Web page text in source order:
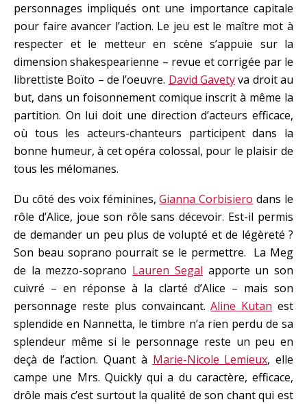
personnages impliqués ont une importance capitale
pour faire avancer l’action. Le jeu est le maître mot à
respecter et le metteur en scène s’appuie sur la
dimension shakespearienne – revue et corrigée par le
librettiste Boïto – de l’oeuvre. David Gavetyva droit au
but, dans un foisonnement comique inscrit à même la
partition. On lui doit une direction d’acteurs efficace,
où tous les acteurs-chanteurs participent dans la
bonne humeur, à cet opéra colossal, pour le plaisir de
tous les mélomanes.
Du côté des voix féminines,Gianna Corbisiero dans le
rôle d’Alice, joue son rôle sans décevoir. Est-il permis
de demander un peu plus de volupté et de légèreté ?
Son beau soprano pourrait se le permettre. La Meg
de la mezzo-soprano Lauren Segal apporte un son
cuivré – en réponse à la clarté d’Alice – mais son
personnage reste plus convaincant.Aline Kutan est
splendide en Nannetta, le timbre n’a rien perdu de sa
splendeur même si le personnage reste un peu en
deçà de l’action. Quant à Marie-Nicole Lemieux, elle
campe une Mrs. Quickly qui a du caractère, efficace,
drôle mais c’est surtout la qualité de son chant qui est